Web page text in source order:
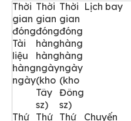
Thời
gian
đóng
Tài
liệu
hàng
ngày
Thời
gian
đóng
hàng
hàng
ngày
(kho
Tây
sz)
Thời
gian
đóng
hàng
hàng
ngày
(kho
Đông
sz)
Lịch bay
Thứ Thứ Thứ
Chuyến